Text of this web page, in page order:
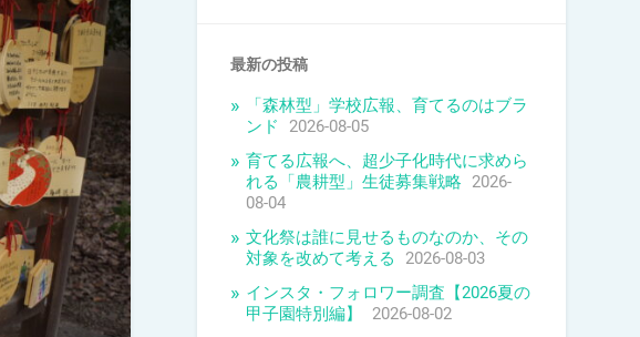
最新の投稿
「森林型」学校広報、育てるのはブラ
ンド
2026-08-05
育てる広報へ、超少子化時代に求めら
れる「農耕型」生徒募集戦略 2026-
08-04
文化祭は誰に見せるものなのか、その
対象を改めて考える
2026-08-03
インスタ・フォロワー調査【2026夏の
甲子園特別編】
2026-08-02